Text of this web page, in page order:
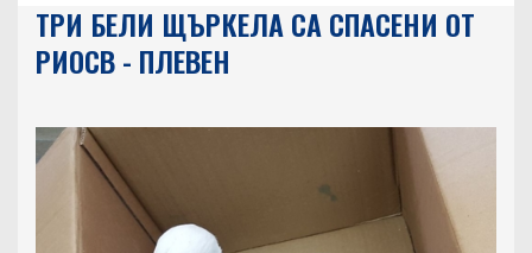
ТРИ БЕЛИ ЩЪРКЕЛА СА СПАСЕНИ ОТ
РИОСВ - ПЛЕВЕН